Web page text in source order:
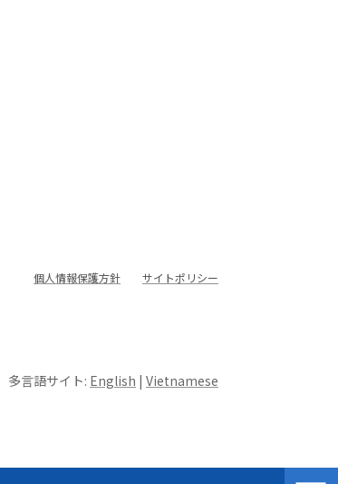
個人情報保護方針 サイトポリシー
言語サイト: English | Vietnamese